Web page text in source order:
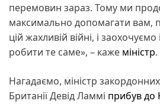
перемовин зараз. Тому ми
максимально допомагати вам,
цій жахливій війні, і
робити те саме», – каже міністр.
Нагадаємо, міністр
Британії Девід Ламмі прибув до